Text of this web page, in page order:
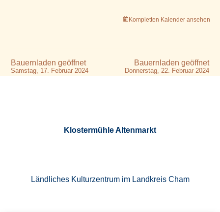
Kompletten Kalender ansehen
Bauernladen geöffnet
Samstag, 17. Februar 2024
Bauernladen geöffnet
Donnerstag, 22. Februar 2024
Klostermühle Altenmarkt
Ländliches Kulturzentrum im Landkreis Cham